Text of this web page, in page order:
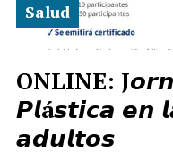
ONLINE:
𝙋𝙡á𝙨𝙩𝙞𝙘𝙖 𝙚𝙣
𝙖𝙙𝙪𝙡𝙩𝙤𝙨
Salud